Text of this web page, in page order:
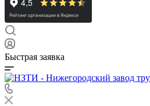
Быстрая заявка